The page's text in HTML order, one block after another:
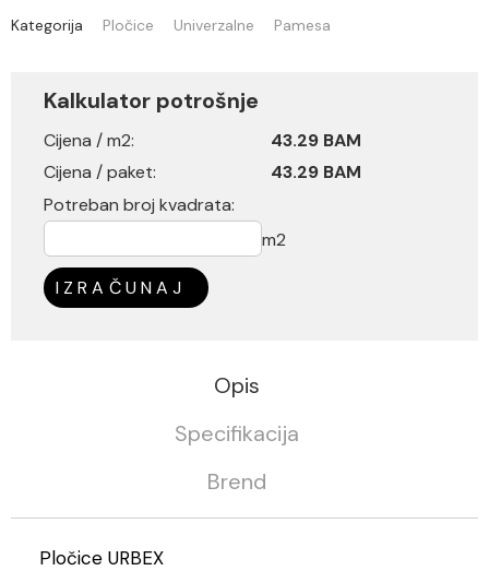
Kategorija Pločice Univerzalne Pamesa
Kalkulator potrošnje
Cijena / m2:
43.29 BAM
Cijena / paket:
43.29 BAM
Potreban broj kvadrata:
m2
IZRAČUNAJ
Opis
Specifikacija
Brend
Pločice URBEX